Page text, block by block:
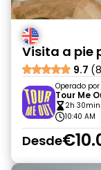
Visita a pie
9.7
Operado por
Tour Me
2h 30min
10:40 AM
Desde